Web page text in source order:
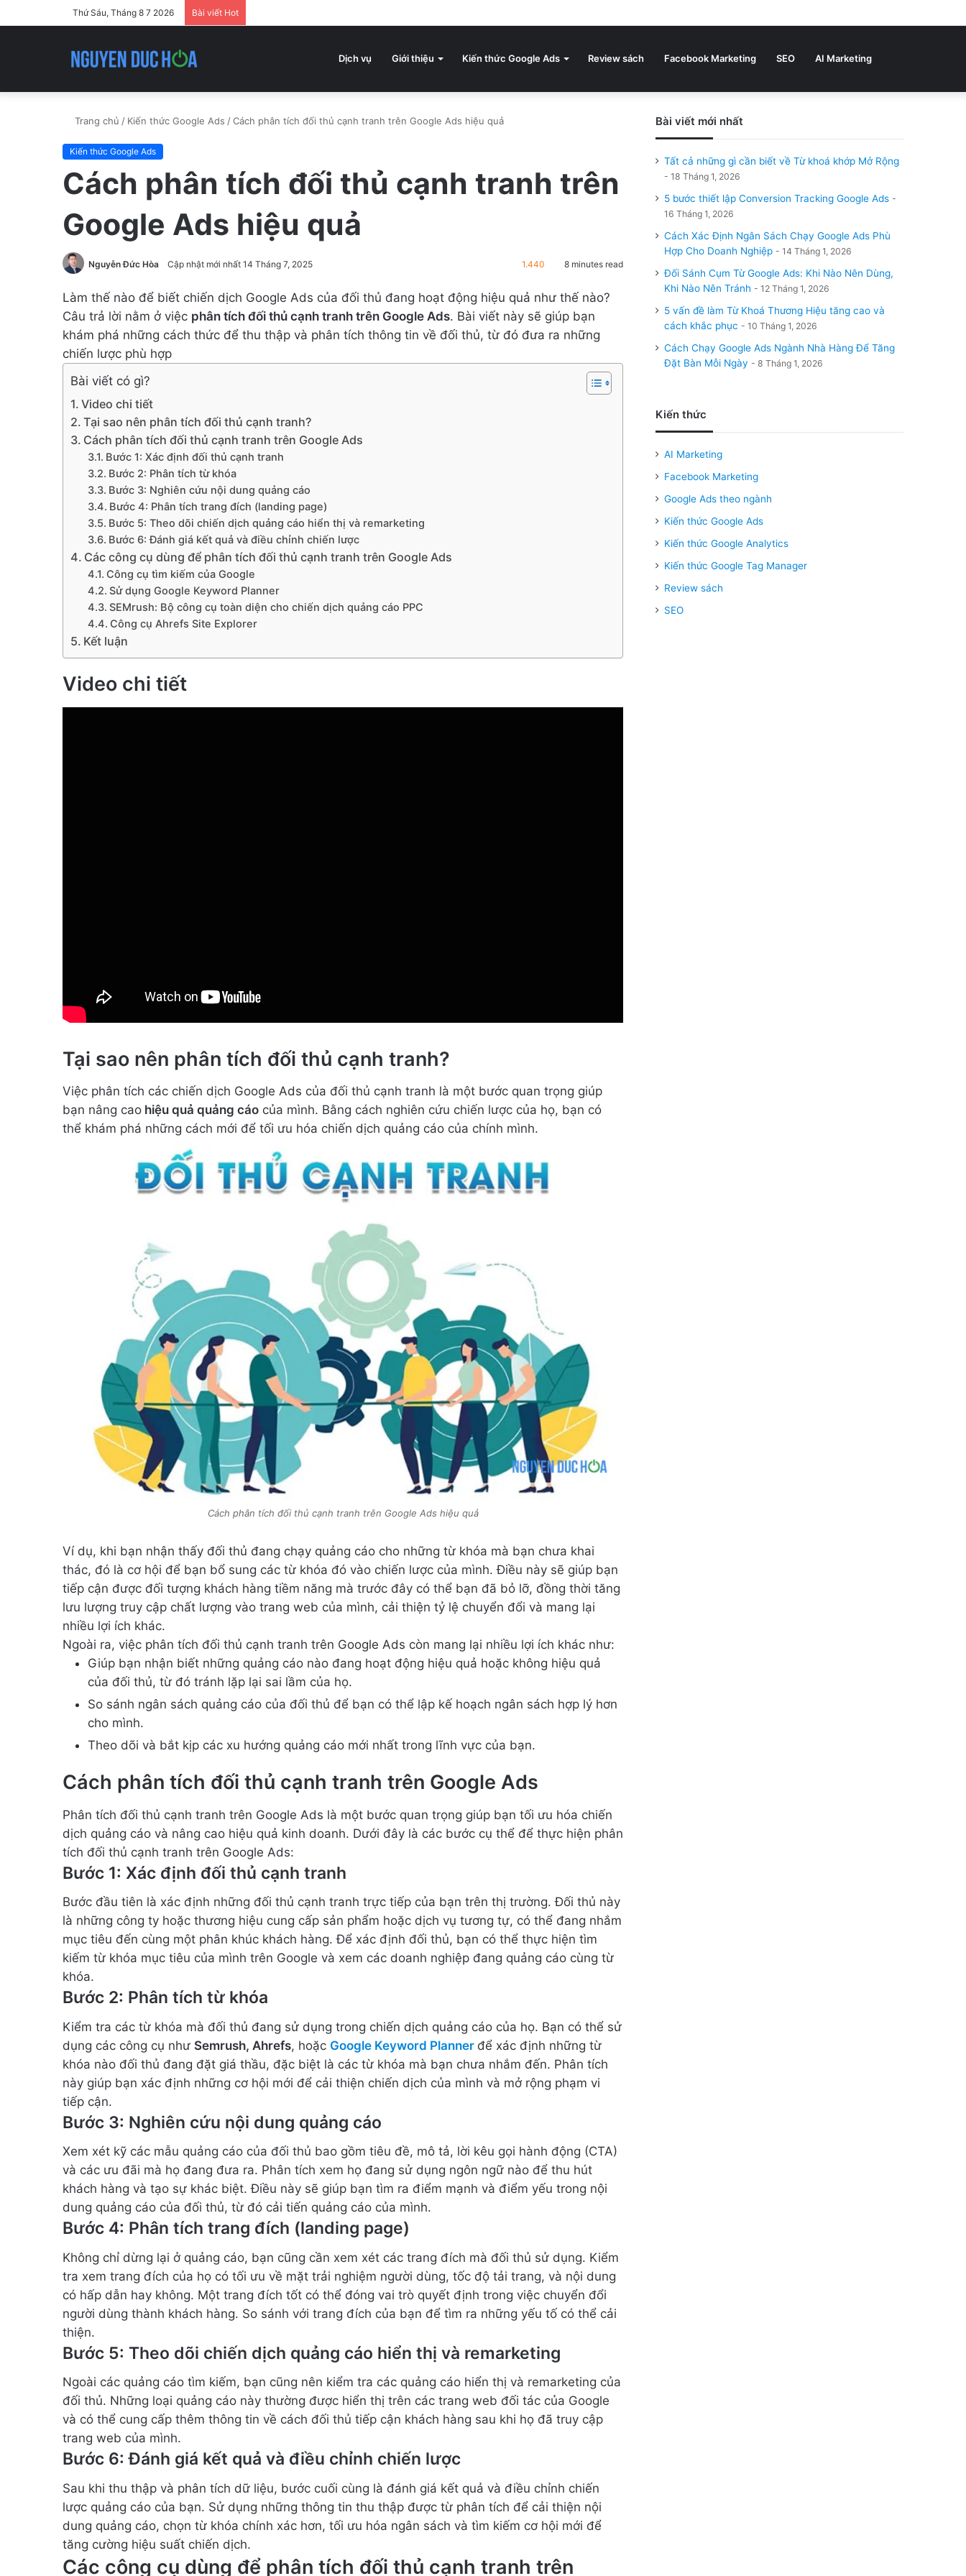
Thứ Sáu, Tháng 8 7 2026 Bài viết Hot
Dịch vụ Giới thiệu Kiến thức Google Ads Review sách Facebook Marketing SEO AI Marketing
Trang chủ / Kiến thức Google Ads /Cách phân tích đối thủ cạnh tranh trên Google Ads hiệu quả
Kiến thức Google Ads
Cách phân tích đối thủ cạnh tranh trên
Google Ads hiệu quả
Nguyễn Đức Hòa Cập nhật mới nhất 14 Tháng 7, 2025 1.440 8 minutes read
Làm thế nào để biết chiến dịch Google Ads của đối thủ đang hoạt động hiệu quả như thế nào?
Câu trả lời nằm ở việc phân tích đối thủ cạnh tranh trên Google Ads. Bài viết này sẽ giúp bạn
khám phá những cách thức để thu thập và phân tích thông tin về đối thủ, từ đó đưa ra những
chiến lược phù hợp
Bài viết có gì?
Video chi tiết
Tại sao nên phân tích đối thủ cạnh tranh?
Cách phân tích đối thủ cạnh tranh trên Google Ads
Bước 1: Xác định đối thủ cạnh tranh
Bước 2: Phân tích từ khóa
Bước 3: Nghiên cứu nội dung quảng cáo
Bước 4: Phân tích trang đích (landing page)
Bước 5: Theo dõi chiến dịch quảng cáo hiển thị và remarketing
Bước 6: Đánh giá kết quả và điều chỉnh chiến lược
Các công cụ dùng để phân tích đối thủ cạnh tranh trên Google Ads
Công cụ tìm kiếm của Google
Sử dụng Google Keyword Planner
SEMrush: Bộ công cụ toàn diện cho chiến dịch quảng cáo PPC
Công cụ Ahrefs Site Explorer
Kết luận
Video chi tiết
Tại sao nên phân tích đối thủ cạnh tranh?
Việc phân tích các chiến dịch Google Ads của đối thủ cạnh tranh là một bước quan trọng giúp
bạn nâng cao hiệu quả quảng cáo của mình. Bằng cách nghiên cứu chiến lược của họ, bạn có
thể khám phá những cách mới để tối ưu hóa chiến dịch quảng cáo của chính mình.
Cách phân tích đối thủ cạnh tranh trên Google Ads hiệu quả
Ví dụ, khi bạn nhận thấy đối thủ đang chạy quảng cáo cho những từ khóa mà bạn chưa khai
thác, đó là cơ hội để bạn bổ sung các từ khóa đó vào chiến lược của mình. Điều này sẽ giúp bạn
tiếp cận được đối tượng khách hàng tiềm năng mà trước đây có thể bạn đã bỏ lỡ, đồng thời tăng
lưu lượng truy cập chất lượng vào trang web của mình, cải thiện tỷ lệ chuyển đổi và mang lại
nhiều lợi ích khác.
Ngoài ra, việc phân tích đối thủ cạnh tranh trên Google Ads còn mang lại nhiều lợi ích khác như:
Giúp bạn nhận biết những quảng cáo nào đang hoạt động hiệu quả hoặc không hiệu quả
của đối thủ, từ đó tránh lặp lại sai lầm của họ.
So sánh ngân sách quảng cáo của đối thủ để bạn có thể lập kế hoạch ngân sách hợp lý hơn
cho mình.
Theo dõi và bắt kịp các xu hướng quảng cáo mới nhất trong lĩnh vực của bạn.
Cách phân tích đối thủ cạnh tranh trên Google Ads
Phân tích đối thủ cạnh tranh trên Google Ads là một bước quan trọng giúp bạn tối ưu hóa chiến
dịch quảng cáo và nâng cao hiệu quả kinh doanh. Dưới đây là các bước cụ thể để thực hiện phân
tích đối thủ cạnh tranh trên Google Ads:
Bước 1: Xác định đối thủ cạnh tranh
Bước đầu tiên là xác định những đối thủ cạnh tranh trực tiếp của bạn trên thị trường. Đối thủ này
là những công ty hoặc thương hiệu cung cấp sản phẩm hoặc dịch vụ tương tự, có thể đang nhắm
mục tiêu đến cùng một phân khúc khách hàng. Để xác định đối thủ, bạn có thể thực hiện tìm
kiếm từ khóa mục tiêu của mình trên Google và xem các doanh nghiệp đang quảng cáo cùng từ
khóa.
Bước 2: Phân tích từ khóa
Kiểm tra các từ khóa mà đối thủ đang sử dụng trong chiến dịch quảng cáo của họ. Bạn có thể sử
dụng các công cụ như Semrush, Ahrefs, hoặc Google Keyword Planner để xác định những từ
khóa nào đối thủ đang đặt giá thầu, đặc biệt là các từ khóa mà bạn chưa nhắm đến. Phân tích
này giúp bạn xác định những cơ hội mới để cải thiện chiến dịch của mình và mở rộng phạm vi
tiếp cận.
Bước 3: Nghiên cứu nội dung quảng cáo
Xem xét kỹ các mẫu quảng cáo của đối thủ bao gồm tiêu đề, mô tả, lời kêu gọi hành động (CTA)
và các ưu đãi mà họ đang đưa ra. Phân tích xem họ đang sử dụng ngôn ngữ nào để thu hút
khách hàng và tạo sự khác biệt. Điều này sẽ giúp bạn tìm ra điểm mạnh và điểm yếu trong nội
dung quảng cáo của đối thủ, từ đó cải tiến quảng cáo của mình.
Bước 4: Phân tích trang đích (landing page)
Không chỉ dừng lại ở quảng cáo, bạn cũng cần xem xét các trang đích mà đối thủ sử dụng. Kiểm
tra xem trang đích của họ có tối ưu về mặt trải nghiệm người dùng, tốc độ tải trang, và nội dung
có hấp dẫn hay không. Một trang đích tốt có thể đóng vai trò quyết định trong việc chuyển đổi
người dùng thành khách hàng. So sánh với trang đích của bạn để tìm ra những yếu tố có thể cải
thiện.
Bước 5: Theo dõi chiến dịch quảng cáo hiển thị và remarketing
Ngoài các quảng cáo tìm kiếm, bạn cũng nên kiểm tra các quảng cáo hiển thị và remarketing của
đối thủ. Những loại quảng cáo này thường được hiển thị trên các trang web đối tác của Google
và có thể cung cấp thêm thông tin về cách đối thủ tiếp cận khách hàng sau khi họ đã truy cập
trang web của mình.
Bước 6: Đánh giá kết quả và điều chỉnh chiến lược
Sau khi thu thập và phân tích dữ liệu, bước cuối cùng là đánh giá kết quả và điều chỉnh chiến
lược quảng cáo của bạn. Sử dụng những thông tin thu thập được từ phân tích để cải thiện nội
dung quảng cáo, chọn từ khóa chính xác hơn, tối ưu hóa ngân sách và tìm kiếm cơ hội mới để
tăng cường hiệu suất chiến dịch.
Các công cụ dùng để phân tích đối thủ cạnh tranh trên
Bài viết mới nhất
Tất cả những gì cần biết về Từ khoá khớp Mở Rộng
18 Tháng 1, 2026
5 bước thiết lập Conversion Tracking Google Ads
16 Tháng 1, 2026
Cách Xác Định Ngân Sách Chạy Google Ads Phù
Hợp Cho Doanh Nghiệp
14 Tháng 1, 2026
Đối Sánh Cụm Từ Google Ads: Khi Nào Nên Dùng,
Khi Nào Nên Tránh
12 Tháng 1, 2026
5 vấn đề làm Từ Khoá Thương Hiệu tăng cao và
cách khắc phục
10 Tháng 1, 2026
Cách Chạy Google Ads Ngành Nhà Hàng Để Tăng
Đặt Bàn Mỗi Ngày
8 Tháng 1, 2026
Kiến thức
AI Marketing
Facebook Marketing
Google Ads theo ngành
Kiến thức Google Ads
Kiến thức Google Analytics
Kiến thức Google Tag Manager
Review sách
SEO